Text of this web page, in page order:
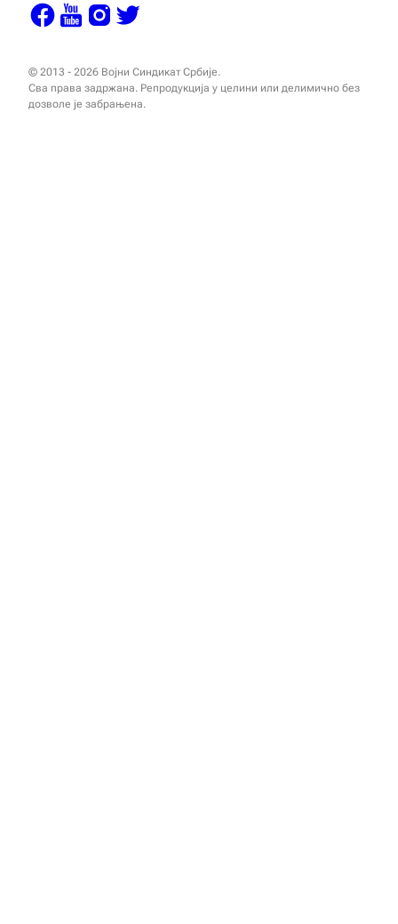
© 2013 - 2026 Војни Синдикат Србије.
Сва права задржана. Репродукција у целини или делимично без
дозволе је забрањена.